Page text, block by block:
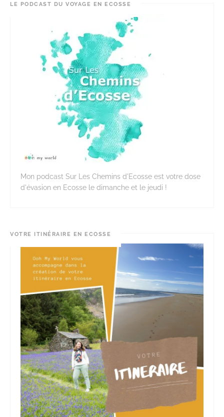
LE PODCAST DU VOYAGE EN ECOSSE
Mon podcast Sur Les Chemins d'Ecosse est votre dose
d'évasion en Ecosse le dimanche et le jeudi !
VOTRE ITINÉRAIRE EN ECOSSE